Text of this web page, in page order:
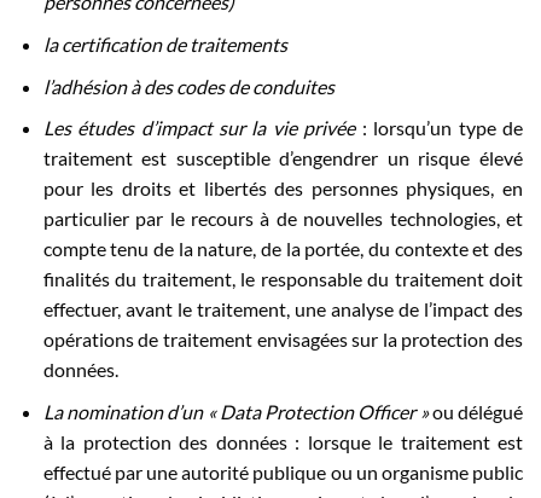
la certification de traitements
l’adhésion à des codes de conduites
Les études d’impact sur la vie privée: lorsqu’un type de
traitement est susceptible d’engendrer un risque élevé
pour les droits et libertés des personnes physiques, en
particulier par le recours à de nouvelles technologies, et
compte tenu de la nature, de la portée, du contexte et des
finalités du traitement, le responsable du traitement doit
effectuer, avant le traitement, une analyse de l’impact des
opérations de traitement envisagées sur la protection des
données.
La nomination d’un « Data Protection Officer »ou délégué
à la protection des données : lorsque le traitement est
effectué par une autorité publique ou un organisme public